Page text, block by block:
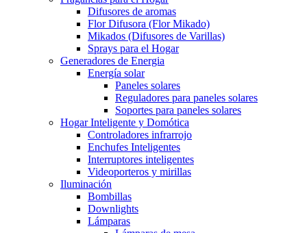
Difusores de aromas
Flor Difusora (Flor Mikado)
Mikados (Difusores de Varillas)
Sprays para el Hogar
Generadores de Energia
Energía solar
Paneles solares
Reguladores para paneles solares
Soportes para paneles solares
Hogar Inteligente y Domótica
Controladores infrarrojo
Enchufes Inteligentes
Interruptores inteligentes
Videoporteros y mirillas
Iluminación
Bombillas
Downlights
Lámparas